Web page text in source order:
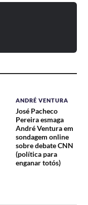
ANDRÉ VENTURA
José Pacheco
Pereira esmaga
André Ventura em
sondagem online
sobre debate CNN
(política para
enganar totós)